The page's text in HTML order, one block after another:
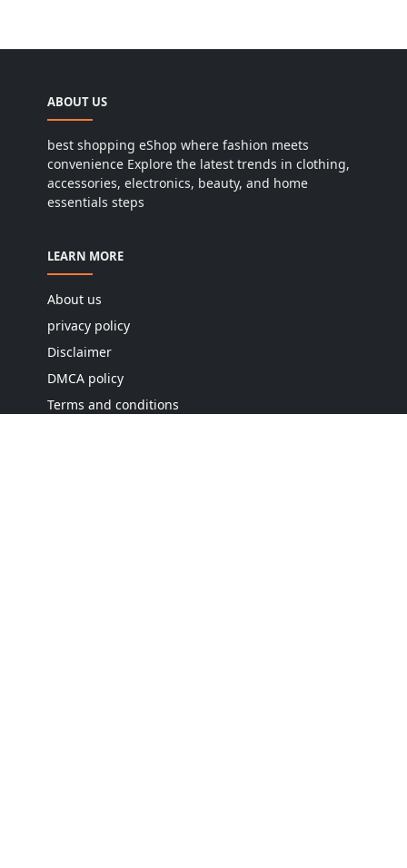
ABOUT US
best shopping eShop where fashion meets
convenience Explore the latest trends in clothing,
accessories, electronics, beauty, and home
essentials steps
LEARN MORE
About us
privacy policy
Disclaimer
DMCA policy
Terms and conditions